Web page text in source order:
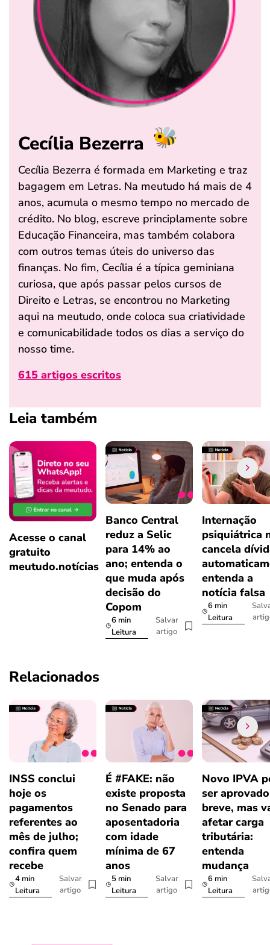
Cecília Bezerra
Cecília Bezerra é formada em Marketing e traz
bagagem em Letras. Na meutudo há mais de 4
anos, acumula o mesmo tempo no mercado de
crédito. No blog, escreve principlamente sobre
Educação Financeira, mas também colabora
com outros temas úteis do universo das
finanças. No fim, Cecília é a típica geminiana
curiosa, que após passar pelos cursos de
Direito e Letras, se encontrou no Marketing
aqui na meutudo, onde coloca sua criatividade
e comunicabilidade todos os dias a serviço do
nosso time.
615 artigos escritos
Leia também
Acesse o canal
gratuito
meutudo.notícias
Banco Central
reduz a Selic
para 14% ao
ano; entenda o
que muda após
decisão do
Copom
6 min
Leitura
Salvar
artigo
Internação
psiquiátrica
cancela
entenda a
notícia falsa
6 min
Leitura
Relacionados
INSS conclui
hoje os
pagamentos
referentes ao
mês de julho;
confira quem
recebe
4 min
Leitura
Salvar
artigo
É #FAKE: não
existe proposta
no Senado para
aposentadoria
com idade
mínima de 67
anos
5 min
Leitura
Salvar
artigo
Novo IPVA
ser
breve, mas
afetar carga
tributária:
entenda
mudança
6 min
Leitura